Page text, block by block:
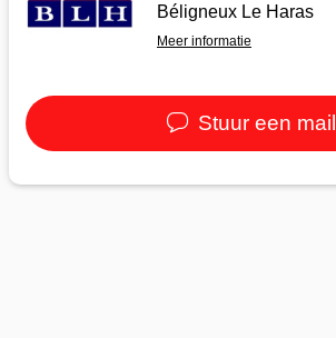
Béligneux Le Haras
Meer informatie
Stuur een mail